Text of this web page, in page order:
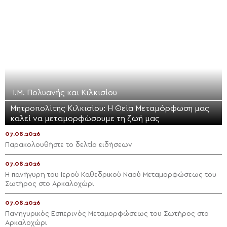
Ι.Μ. Πολυανής και Κιλκισίου
Μητροπολίτης Κιλκισίου: Η Θεία Μεταμόρφωση μας
καλεί να μεταμορφώσουμε τη ζωή μας
07.08.2026
Παρακολουθήστε το δελτίο ειδήσεων
07.08.2026
Η πανήγυρη του Ιερού Καθεδρικού Ναού Μεταμορφώσεως του
Σωτήρος στο Αρκαλοχώρι
07.08.2026
Πανηγυρικός Εσπερινός Μεταμορφώσεως του Σωτήρος στο
Αρκαλοχώρι